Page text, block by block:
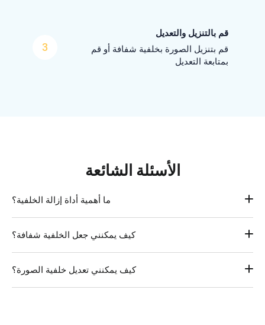
3
قم بالتنزيل والتعديل
قم بتنزيل الصورة بخلفية شفافة أو قم
بمتابعة التعديل
الأسئلة الشائعة
ما أهمية أداة إزالة الخلفية؟
صورتك، ثم حدد العنصر الذي تريد إزالته، أداة إزالة الخلفية من
الصور لا غنى عنها لمصممي الرسومات والمصورين ومسوقي
المتاجر الإلكترونية، فهي تجعل الصور أكثر احترافية وجاذبية.
كيف يمكنني جعل الخلفية شفافة؟
بنا. وسيتم تنزيل الصورة الجديدة كملف PNG بخلفية شفافة.كيف يمكنني تعديل خلفية الصورة؟